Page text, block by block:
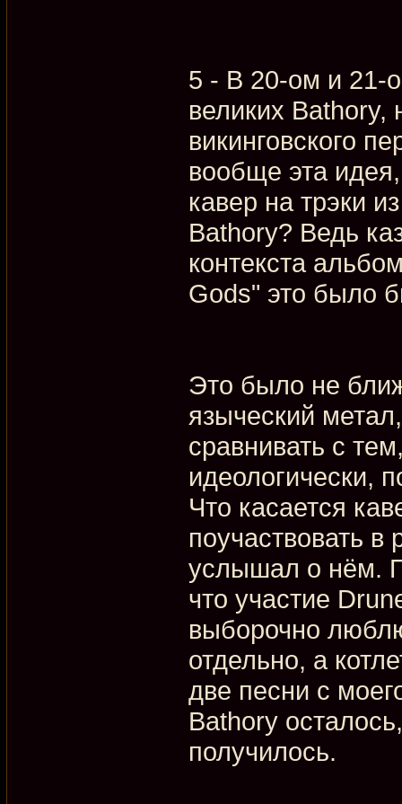
5 - В 20-ом и 21-
великих Bathory,
викинговского
вообще эта
кавер на трэки
Bathory? Ведь
контекста
Gods" это было
Это было не
языческий
сравнивать с
идеологически,
Что касается
поучаствовать в
услышал о нём.
что участие
выборочно
отдельно, а
две песни с
Bathory
получилось.